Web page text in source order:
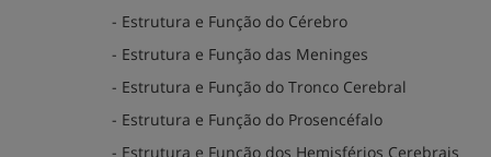
- Estrutura e Função do Cérebro
- Estrutura e Função das Meninges
- Estrutura e Função do Tronco Cerebral
- Estrutura e Função do Prosencéfalo
- Estrutura e Função dos Hemisférios Cerebrais